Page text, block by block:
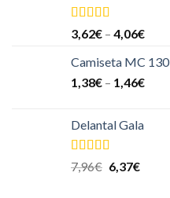
Valorado en
5.00
3,62€ – 4,06€
Camiseta MC 130
1,38€ – 1,46€
Delantal Gala
Valorado
en
de
7,96€ 6,37€